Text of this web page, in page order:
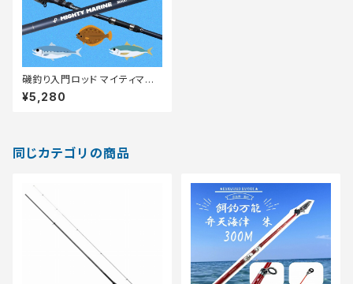
磯釣り入門ロッド マイティマリ
ン 400 マットブルー
¥5,280
同じカテゴリの商品